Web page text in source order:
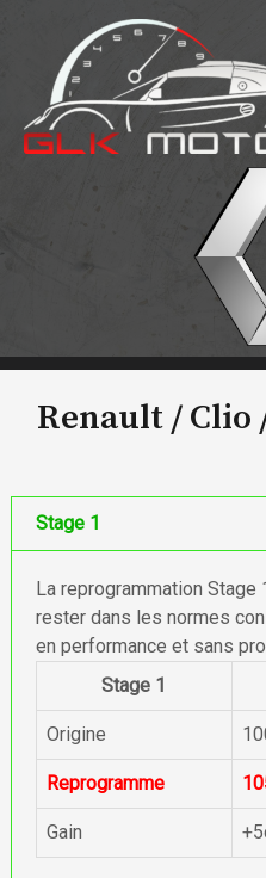
contenu
Renault / Clio
Stage 1
La reprogrammation
rester dans les normes
en performance et sans
Stage 1
Origine
Reprogramme
Gain